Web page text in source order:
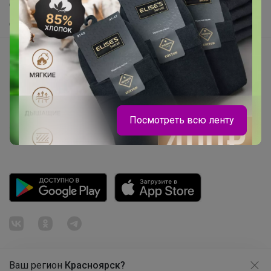
Ваш регион Красноярск?
Самое желанное
Самое быстрое
Начать зарабатывать с 24-ok
Picabox.ru - Лучшее место для ваших изображений
Розыгрыш - Генератор случайных чисел
Пульс нашего маркетплейса
Укорачиватель ссылок
KNITKA!
Посмотреть всю ленту
Продолжая использовать этот сайт и нажимая кнопку